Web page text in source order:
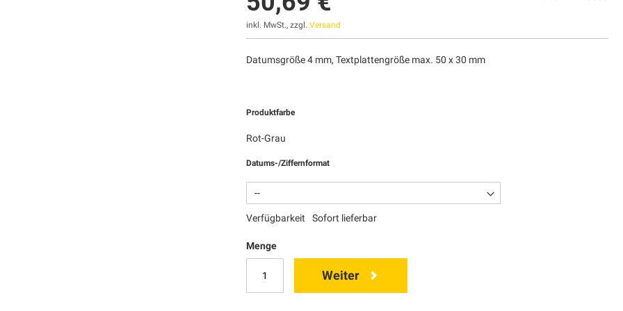
inkl. MwSt., zzgl.Versand
Datumsgröße 4 mm, Textplattengröße max. 50 x 30 mm
Produktfarbe
Rot-Grau
Datums-/Ziffernformat
Verfügbarkeit Sofort lieferbar
Menge
Weiter